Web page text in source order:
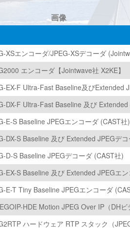
画像
XSエンコーダ/JPEG-XSデコーダ
エンコーダ【Jointwave社 X2KE】
EX-F Ultra-Fast Baseline及びExtended
DX-F Ultra-Fast Baseline 及び
E-S Baseline JPEGエンコーダ (CAST社)
DX-S Baseline 及び Extended JPEGデ
D-S Baseline JPEGデコーダ (CAST社)
EX-S Baseline 及び Extended JPEGエ
E-T Tiny Baseline JPEGエンコーダ
HDE Motion JPEG Over IP（DH
ハードウェア RTP スタック（